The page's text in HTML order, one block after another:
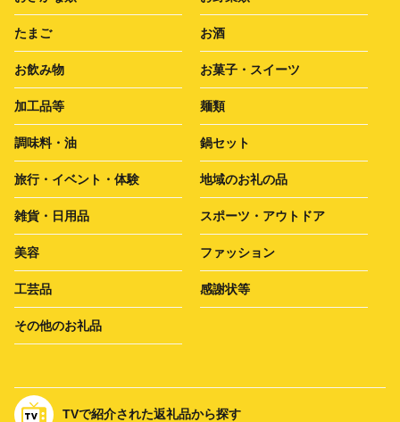
たまご お酒
お飲み物 お菓子・スイーツ
加工品等 麺類
調味料・油 鍋セット
旅行・イベント・体験 地域のお礼の品
雑貨・日用品 スポーツ・アウトドア
美容 ファッション
工芸品 感謝状等
その他のお礼品
TVで紹介された返礼品から探す